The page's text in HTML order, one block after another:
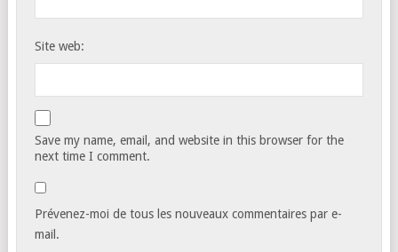
Site web:
Save my name, email, and website in this browser for the
next time I comment.
Prévenez-moi de tous les nouveaux commentaires par e-
mail.